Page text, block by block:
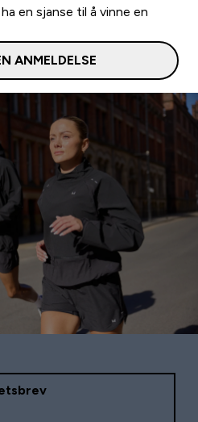
en sjanse til å vinne en
ANMELDELSE